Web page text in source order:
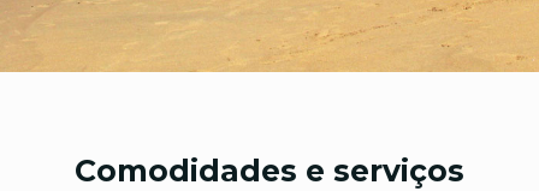
Comodidades e serviços